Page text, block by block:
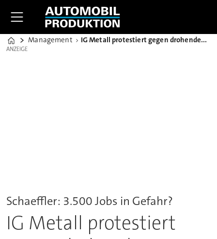
Home
Management IG Metall protestiert gegen drohenden Jobabbau bei Schaeffler
ANZEIGE
ANZEIGE
Schaeffler: 3.500 Jobs in Gefahr?
IG Metall protestiert